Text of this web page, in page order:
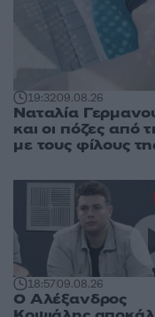
19:3209.08.26
Ναταλία
και οι πόζες από
με τους φίλους
18:5709.08.26
Ο Αλέξανδρος